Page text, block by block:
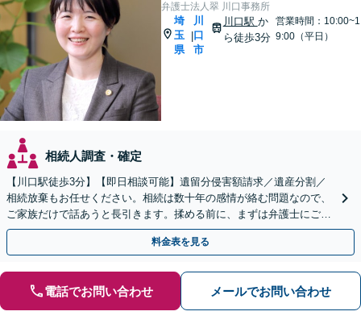
弁護士法人翠 川口事務所
埼
玉
県
|
川
口
市
川口駅 か
ら徒歩3分
営業時間：10:00~1
9:00（平日）
相続人調査・確定
【川口駅徒歩3分】【即日相談可能】遺留分侵害額請求／遺産分割／
相続放棄もお任せください。相続は数十年の感情が絡む問題なので、
ご家族だけで話あうと長引きます。揉める前に、まずは弁護士にご相
談ください。
料金表を見る
電話でお問い合わせ メールでお問い合わせ